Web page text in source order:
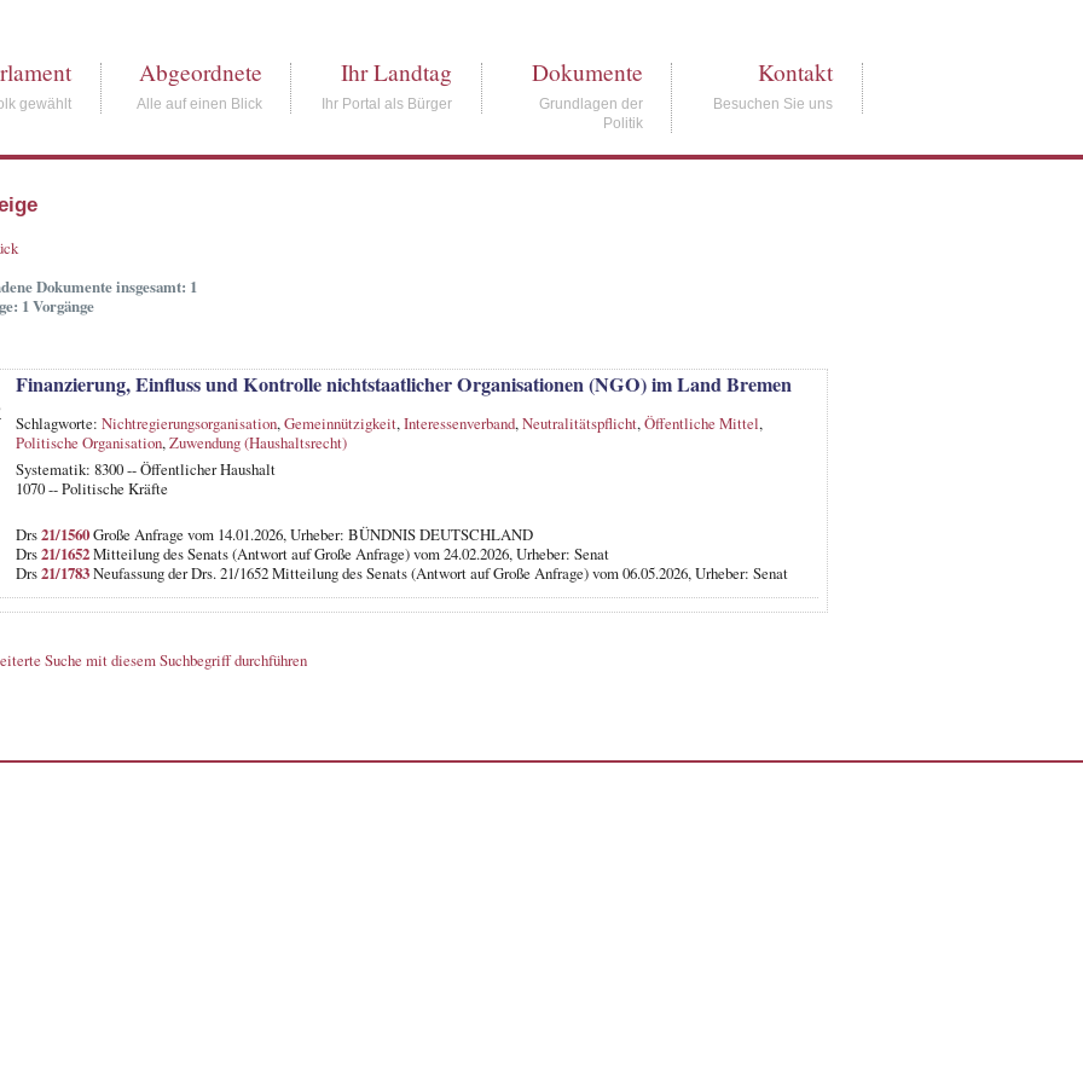
gewählt
Abgeordnete
Alle auf einen Blick
Ihr Landtag
Ihr Portal als Bürger
Dokumente
Grundlagen der
Politik
Kontakt
Besuchen Sie uns
Dokumente insgesamt: 1
1 Vorgänge
Finanzierung, Einfluss und Kontrolle nichtstaatlicher Organisationen (NGO) im Land Bremen
Schlagworte: Nichtregierungsorganisation,Gemeinnützigkeit,Interessenverband,Neutralitätspflicht,Öffentliche Mittel,
Politische Organisation,Zuwendung (Haushaltsrecht)
Systematik: 8300 -- Öffentlicher Haushalt
1070 -- Politische Kräfte
Drs21/1560Große Anfrage vom 14.01.2026, Urheber: BÜNDNIS DEUTSCHLAND
Drs21/1652Mitteilung des Senats (Antwort auf Große Anfrage) vom 24.02.2026, Urheber: Senat
Drs21/1783Neufassung der Drs. 21/1652 Mitteilung des Senats (Antwort auf Große Anfrage) vom 06.05.2026, Urheber: Senat
Suche mit diesem Suchbegriff durchführen